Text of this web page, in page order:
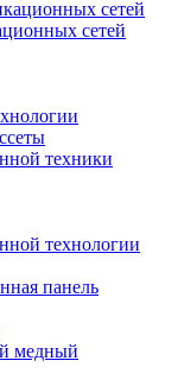
сетей
техники
технологии
панель
медный